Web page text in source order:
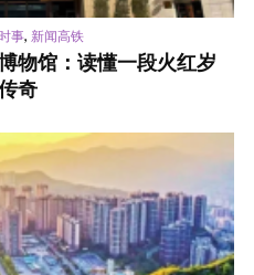
事, 新闻高铁
物馆：读懂一段火红岁
奇